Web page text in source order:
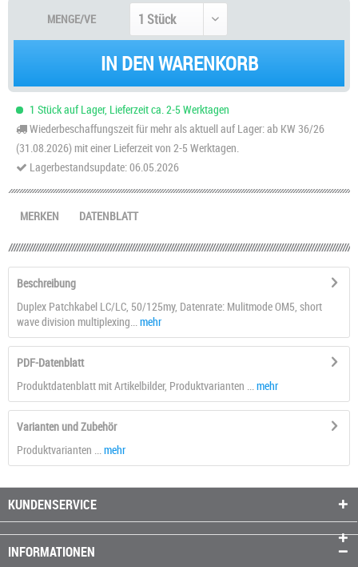
MENGE/VE
IN DEN WARENKORB
1 Stück auf Lager, Lieferzeit ca. 2-5 Werktagen
Wiederbeschaffungszeit für mehr als aktuell auf Lager: ab KW 36/26
(31.08.2026) mit einer Lieferzeit von 2-5 Werktagen.
Lagerbestandsupdate: 06.05.2026
DATENBLATT
MERKEN
Beschreibung
Duplex Patchkabel LC/LC, 50/125my, Datenrate: Mulitmode OM5, short
wave division multiplexing...
mehr
PDF-Datenblatt
Produktdatenblatt mit Artikelbilder, Produktvarianten ... mehr
Varianten und Zubehör
Produktvarianten ... mehr
KUNDENSERVICE
INFORMATIONEN